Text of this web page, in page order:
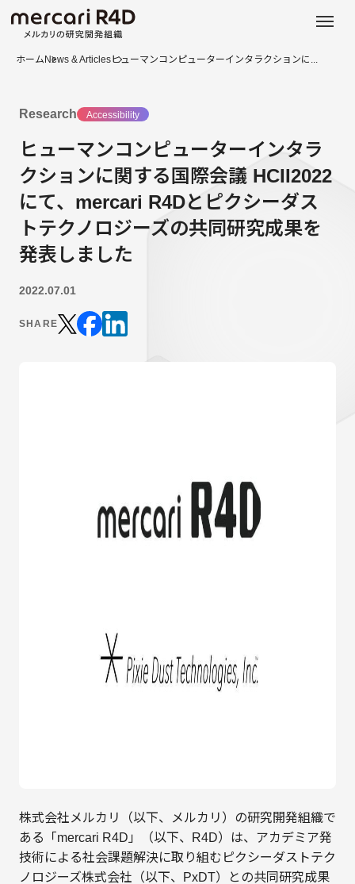
ホーム News & Articlesヒューマンコンピューターインタラクションに...
Research Accessibility
ヒューマンコンピューターインタラ
クションに関する国際会議 HCII2022
にて、mercari R4Dとピクシーダス
トテクノロジーズの共同研究成果を
発表しました
2022.07.01
SHARE
株式会社メルカリ（以下、メルカリ）の研究開発組織で
ある「mercari R4D」（以下、R4D）は、アカデミア発
技術による社会課題解決に取り組むピクシーダストテク
ノロジーズ株式会社（以下、PxDT）との共同研究成果